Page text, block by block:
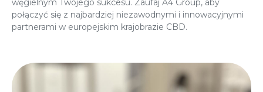
węgielnym Twojego sukcesu. Zaufaj A4 Group, aby
połączyć się z najbardziej niezawodnymi i innowacyjnymi
partnerami w europejskim krajobrazie CBD.